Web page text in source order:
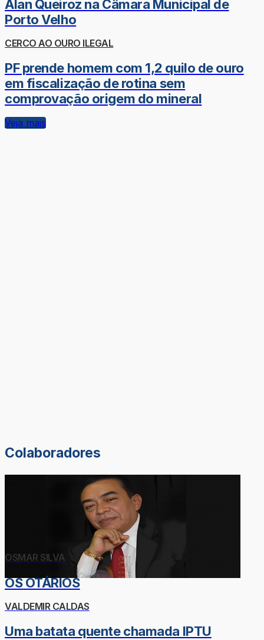
Alan Queiroz na Câmara Municipal de
Porto Velho
CERCO AO OURO ILEGAL
PF prende homem com 1,2 quilo de ouro
em fiscalização de rotina sem
comprovação origem do mineral
Veja mais
Colaboradores
OSMAR SILVA
OS OTÁRIOS
VALDEMIR CALDAS
Uma batata quente chamada IPTU